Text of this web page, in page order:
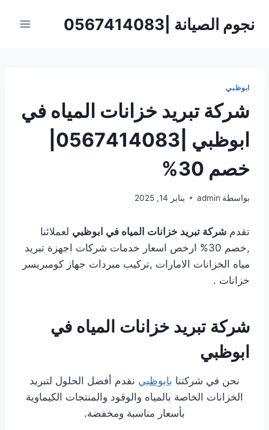
نجوم الصيانة |0567414083
ابوظبي
شركة تبريد خزانات المياه في
خصم 30%
بواسطة admin يناير 14, 2025
تقدم شركة تبريد خزانات المياه في ابوظبي لعملائنا
,خصم 30% ارخص اسعار خدمات شركات اجهزة تبريد
مياه الخزانات الامارات ,تركيب مبردات جهاز كومبريسر
خزانات .
شركة تبريد خزانات المياه في
ابوظبي
نحن في شركتنا بابوظبي نقدم أفضل الحلول لتبريد
الخزانات الخاصة بالمياه والوقود والمنتجات الكيماوية
بأسعار مناسبة ومخفضة.